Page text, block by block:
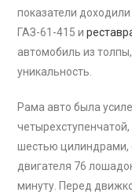
показатели
ГАЗ-61-415 и
автомобиль из
уникальность.
Рама авто была
шестью цилиндрами,
двигателя 76
минуту. Перед